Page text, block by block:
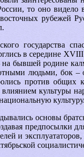
то оно
рубежей
государства
в середине
бывшей родине
людьми, бок
против общих
культуры
культуру.
основы
предпосылки
и